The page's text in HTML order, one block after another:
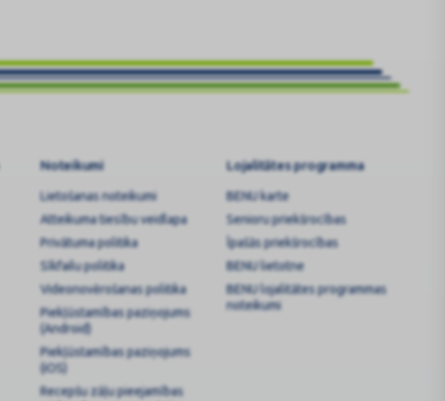
Noteikumi
Lietošanas noteikumi
Atteikuma tiesību veidlapa
Privātuma politika
Sīkfailu politika
Videonovērošanas politika
Piekļūstamības paziņojums
(Android)
Piekļūstamības paziņojums
(iOS)
Recepšu zāļu pieejamības
Lojalitātes programma
BENU karte
Senioru priekšrocības
Īpašās priekšrocības
BENU lietotne
BENU lojalitātes programmas
noteikumi